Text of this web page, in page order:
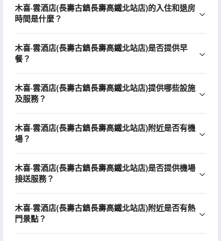
木喜·雲酒店(長壽古鎮長壽高鐵北站店)的入住和退房
時間是什麼？
木喜·雲酒店(長壽古鎮長壽高鐵北站店)是否提供早
餐？
木喜·雲酒店(長壽古鎮長壽高鐵北站店)提供哪些設施
及服務？
木喜·雲酒店(長壽古鎮長壽高鐵北站店)附近是否有機
場？
木喜·雲酒店(長壽古鎮長壽高鐵北站店)是否提供機場
接送服務？
木喜·雲酒店(長壽古鎮長壽高鐵北站店)附近是否有熱
門景點？